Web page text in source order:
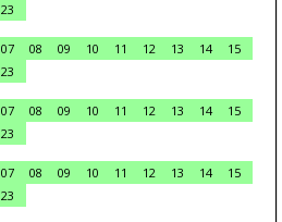
23
07 08 09 10 11 12 13 14
15
23
07 08 09 10 11 12 13 14
15
23
07 08 09 10 11 12 13 14
15
23